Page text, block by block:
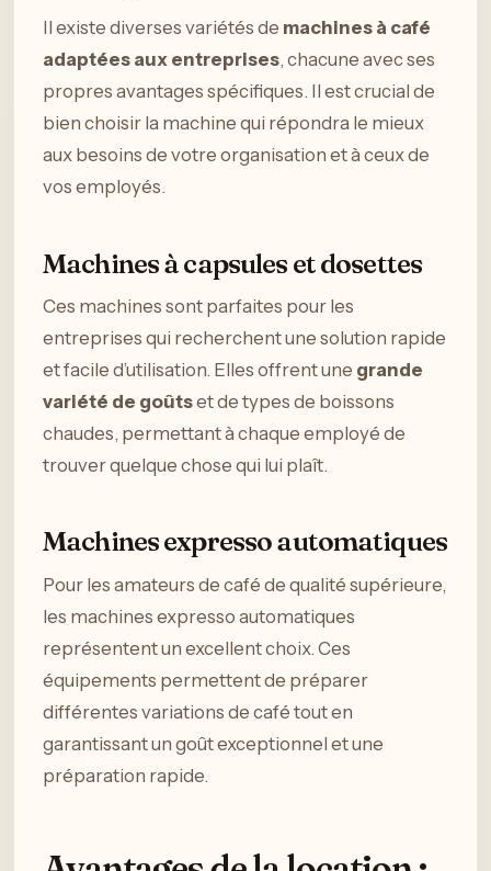
Il existe diverses variétés de machines à café
adaptées aux entreprises, chacune avec ses
propres avantages spécifiques. Il est crucial de
bien choisir la machine qui répondra le mieux
aux besoins de votre organisation et à ceux de
vos employés.
Machines à capsules et dosettes
Ces machines sont parfaites pour les
entreprises qui recherchent une solution rapide
et facile d’utilisation. Elles offrent une grande
variété de goûtset de types de boissons
chaudes, permettant à chaque employé de
trouver quelque chose qui lui plaît.
Machines expresso automatiques
Pour les amateurs de café de qualité supérieure,
les machines expresso automatiques
représentent un excellent choix. Ces
équipements permettent de préparer
différentes variations de café tout en
garantissant un goût exceptionnel et une
préparation rapide.